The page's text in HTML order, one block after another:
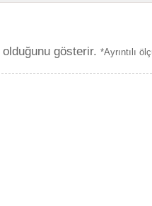
gösterir. *Ayrıntılı